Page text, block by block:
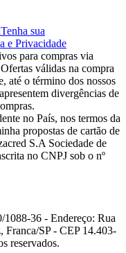
Tenha sua
e Privacidade
para compras via
válidas na compra
até o término dos nossos
divergências de
no País, nos termos da
propostas de cartão de
S.A Sociedade de
no CNPJ sob o nº
36 - Endereço: Rua
SP - CEP 14.403-
reservados.